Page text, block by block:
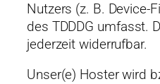
Nutzers (z. B. Device-
des TDDDG umfasst.
jederzeit widerrufbar.
Unser(e) Hoster wird